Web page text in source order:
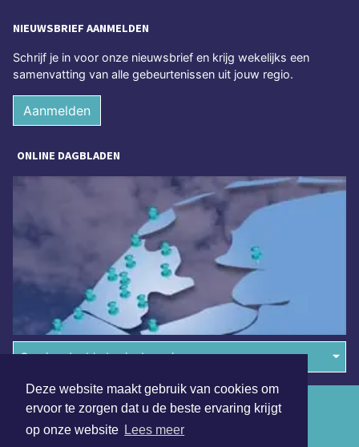
Deze website maakt gebruik van cookies om
ervoor te zorgen dat u de beste ervaring krijgt
op onze website Lees meer
NIEUWSBRIEF AANMELDEN
Schrijf je in voor onze nieuwsbrief en krijg wekelijks een
samenvatting van alle gebeurtenissen uit jouw regio.
Aanmelden
ONLINE DAGBLADEN
Overige dagbladen in de regio
Algemene voorwaarden
Disclaimer